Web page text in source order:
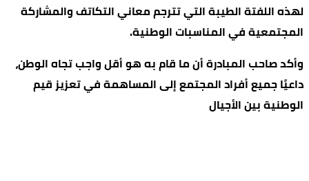
لهذه اللفتة الطيبة التي تترجم معاني التكاتف والمشاركة
المجتمعية في المناسبات الوطنية.
وأكد صاحب المبادرة أن ما قام به هو أقل واجب تجاه الوطن،
داعيًا جميع أفراد المجتمع إلى المساهمة في تعزيز قيم
الوطنية بين الأجيال